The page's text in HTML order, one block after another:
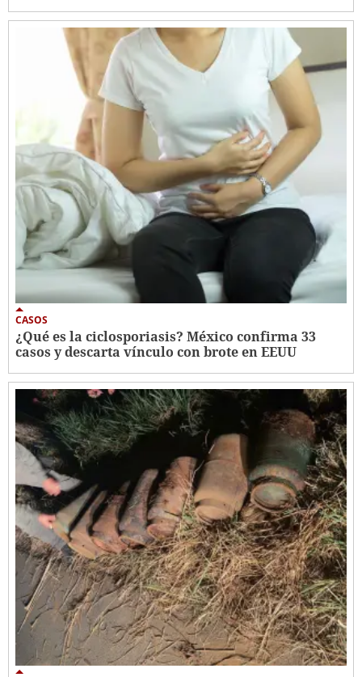
CASOS
¿Qué es la ciclosporiasis? México confirma 33
casos y descarta vínculo con brote en EEUU